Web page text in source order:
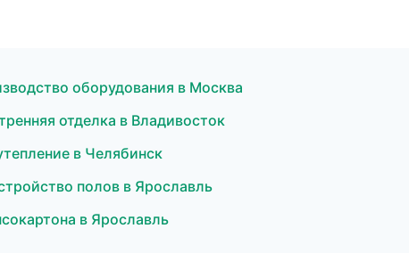
оборудования в Москва
отделка в Владивосток
в Челябинск
полов в Ярославль
в Ярославль